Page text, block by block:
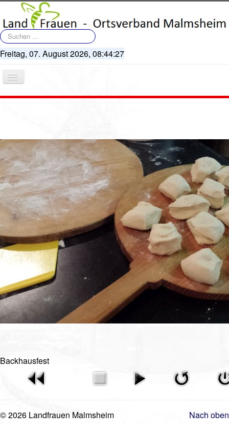
Suchen
...
Freitag, 07. August 2026, 08:44:27
Navigation
an/aus
Startseite
Terminkalender
Artikel
Bildergalerie
Videos
Vorstand
Geschichte
Gästebuch
Mitgliederanmeldung
Backhausfest
Nach oben
© 2026 Landfrauen Malmsheim